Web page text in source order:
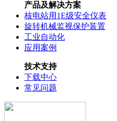
产品及解决方案
核电站用1E级安全仪表
旋转机械监视保护装置
工业自动化
应用案例
技术支持
下载中心
常见问题